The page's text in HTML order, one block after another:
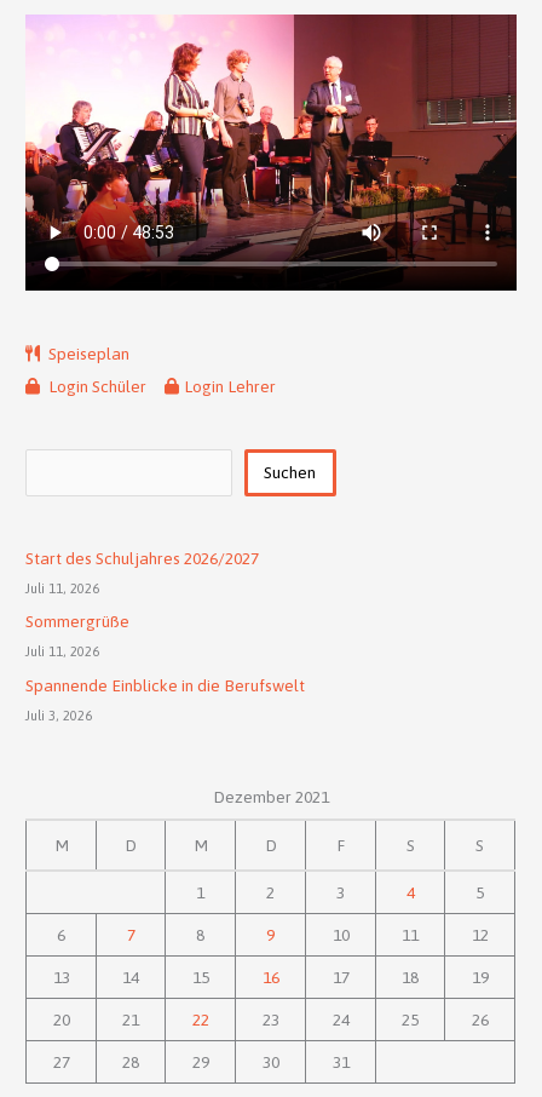
Speiseplan
Login Schüler
Login Lehrer
Suchen
Start des Schuljahres 2026/2027
Juli 11, 2026
Sommergrüße
Juli 11, 2026
Spannende Einblicke in die Berufswelt
Juli 3, 2026
Dezember 2021
M D M D F S S
1 2 3 4 5
6 7 8 9 10 11 12
13 14 15 16 17 18 19
20 21 22 23 24 25 26
27 28 29 30 31